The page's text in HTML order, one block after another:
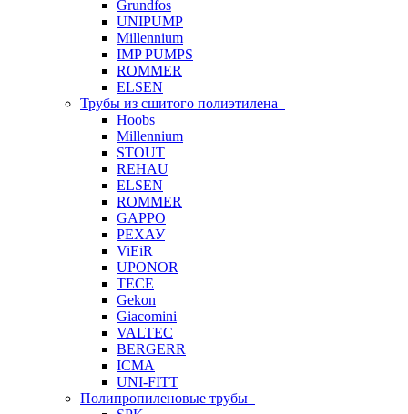
Grundfos
UNIPUMP
Millennium
IMP PUMPS
ROMMER
ELSEN
Трубы из сшитого полиэтилена
Hoobs
Millennium
STOUT
REHAU
ELSEN
ROMMER
GAPPO
РЕХАУ
ViEiR
UPONOR
TECE
Gekon
Giacomini
VALTEC
BERGERR
ICMA
UNI-FITT
Полипропиленовые трубы